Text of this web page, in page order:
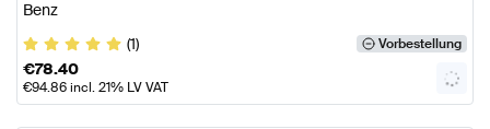
Benz
(1)
Vorbestellung
€78.40
€94.86incl. 21% LV VAT